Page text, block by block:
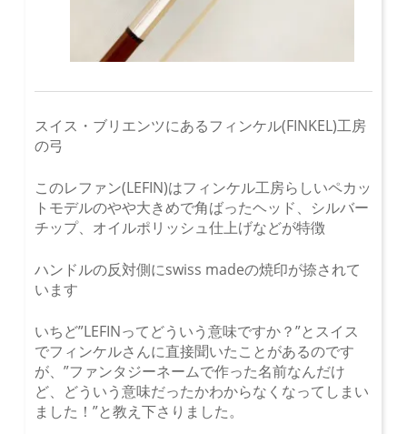
スイス・ブリエンツにあるフィンケル(FINKEL)工房
の弓
このレファン(LEFIN)はフィンケル工房らしいペカッ
トモデルのやや大きめで角ばったヘッド、シルバー
チップ、オイルポリッシュ仕上げなどが特徴
ハンドルの反対側にswiss madeの焼印が捺されて
います
いちど”LEFINってどういう意味ですか？”とスイス
でフィンケルさんに直接聞いたことがあるのです
が、”ファンタジーネームで作った名前なんだけ
ど、どういう意味だったかわからなくなってしまい
ました！”と教え下さりました。